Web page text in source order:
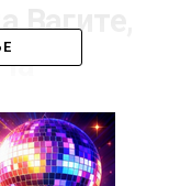
Вагите